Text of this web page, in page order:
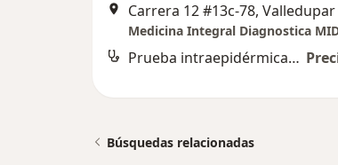
Carrera 12 #13c-78, Valledupar
Medicina Integral Diagnostica
Prueba intraepidérmica de alergia con escarificación o puntura
Búsquedas relacionadas